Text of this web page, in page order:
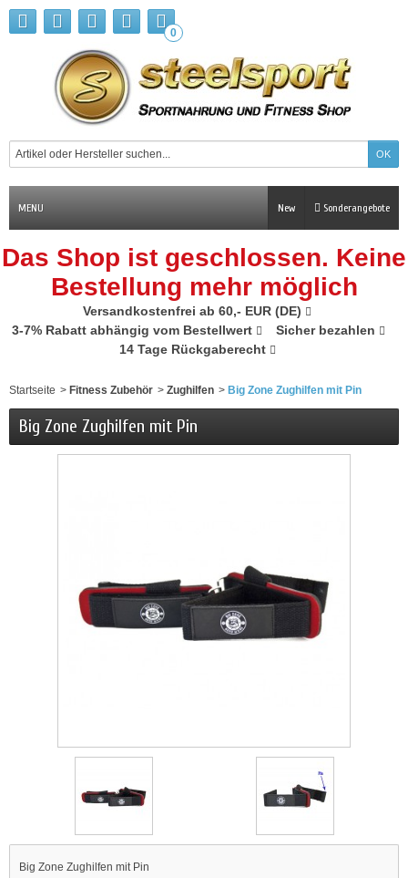
0
MENU Sonderangebote
New
Das Shop ist geschlossen. Keine
Bestellung mehr möglich
Versandkostenfrei ab 60,- EUR (DE)
3-7% Rabatt abhängig vom Bestellwert
Sicher bezahlen
14 Tage Rückgaberecht
Startseite > Fitness Zubehör > Zughilfen > Big Zone Zughilfen mit Pin
Big Zone Zughilfen mit Pin
Big Zone Zughilfen mit Pin